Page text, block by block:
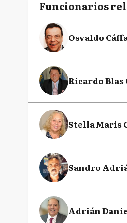
Funcionarios
Osvaldo
Ricardo Blas
Stella Maris
Sandro
Adrián